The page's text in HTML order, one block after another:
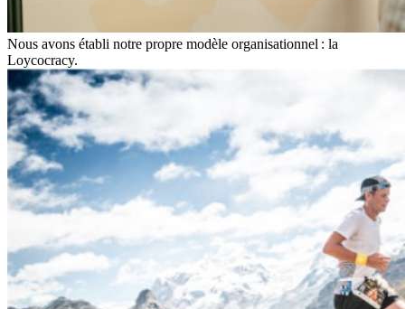
Nous avons établi notre propre modèle organisationnel : la
Loycocracy.